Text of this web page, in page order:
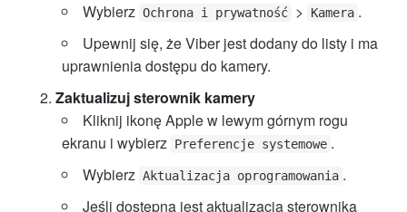
Wybierz Ochrona i prywatność > Kamera .
Upewnij się, że Viber jest dodany do listy i ma
uprawnienia dostępu do kamery.
Zaktualizuj sterownik kamery
Kliknij ikonę Apple w lewym górnym rogu
ekranu i wybierz Preferencje systemowe .
Wybierz Aktualizacja oprogramowania .
Jeśli dostępna jest aktualizacja sterownika